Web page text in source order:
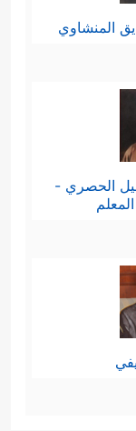
المنشاوي
الحصري -